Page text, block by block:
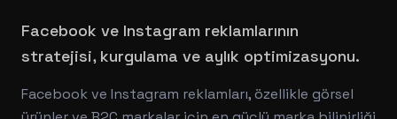
Facebook ve Instagram reklamlarının
stratejisi, kurgulama ve aylık optimizasyonu.
Facebook ve Instagram reklamları, özellikle görsel